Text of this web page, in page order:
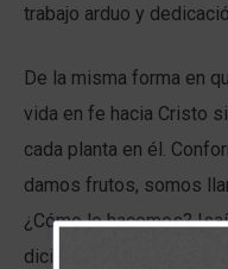
trabajo arduo y
De la misma forma en
vida en fe hacia Cristo
cada planta en él.
damos frutos, somos
¿Cómo lo hacemos?
diciéndonos que somos